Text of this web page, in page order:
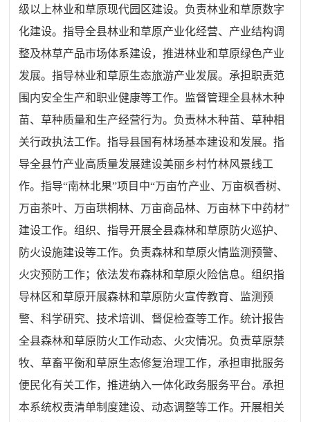
级以上林业和草原现代园区建设。负责林业和草原数字
化建设。指导全县林业和草原产业化经营、产业结构调
整及林草产品市场体系建设，推进林业和草原绿色产业
发展。指导林业和草原生态旅游产业发展。承担职责范
围内安全生产和职业健康等工作。监督管理全县林木种
苗、草种质量和生产经营行为。负责林木种苗、草种相
关行政执法工作。指导县国有林场基本建设和发展。指
导全县竹产业高质量发展建设美丽乡村竹林风景线工
作。指导“南林北果”项目中“万亩竹产业、万亩枫香树、
万亩茶叶、万亩珙桐林、万亩商品林、万亩林下中药材”
建设工作。组织、指导开展全县森林和草原防火巡护、
防火设施建设等工作。负责森林和草原火情监测预警、
火灾预防工作；依法发布森林和草原火险信息。组织指
导林区和草原开展森林和草原防火宣传教育、监测预
警、科学研究、技术培训、督促检查等工作。统计报告
全县森林和草原防火工作动态、火灾情况。负责草原禁
牧、草畜平衡和草原生态修复治理工作，承担审批服务
便民化有关工作，推进纳入一体化政务服务平台。承担
本系统权责清单制度建设、动态调整等工作。开展相关